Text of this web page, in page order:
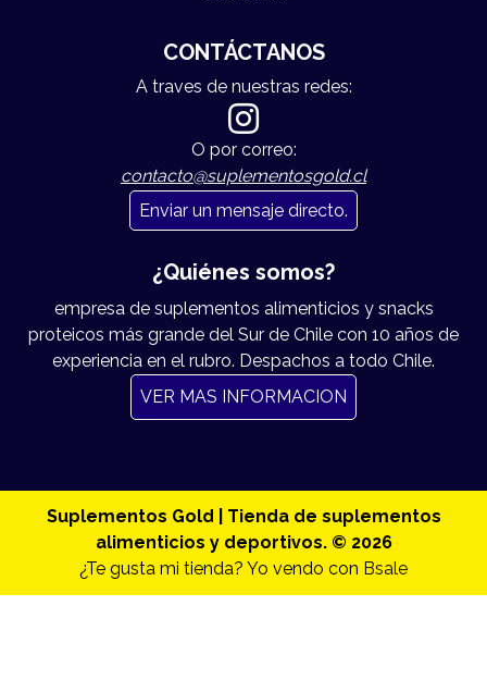
CONTÁCTANOS
A traves de nuestras redes:
O por correo:
contacto@suplementosgold.cl
Enviar un mensaje directo.
¿Quiénes somos?
empresa de suplementos alimenticios y snacks
proteicos más grande del Sur de Chile con 10 años de
experiencia en el rubro. Despachos a todo Chile.
VER MAS INFORMACION
Suplementos Gold | Tienda de suplementos
alimenticios y deportivos. © 2026
¿Te gusta mi tienda? Yo vendo con Bsale